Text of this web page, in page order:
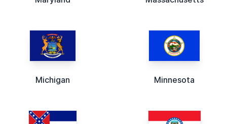
Michigan Minnesota